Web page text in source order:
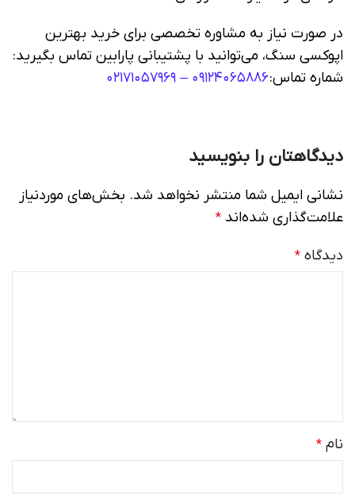
در صورت نیاز به مشاوره تخصصی برای خرید بهترین
اپوکسی سنگ، می‌توانید با پشتیبانی پارابین تماس بگیرید:
شماره تماس:
دیدگاهتان را بنویسید
نشانی ایمیل شما منتشر نخواهد شد. بخش‌های موردنیاز
علامت‌گذاری شده‌اند *
دیدگاه *
نام *